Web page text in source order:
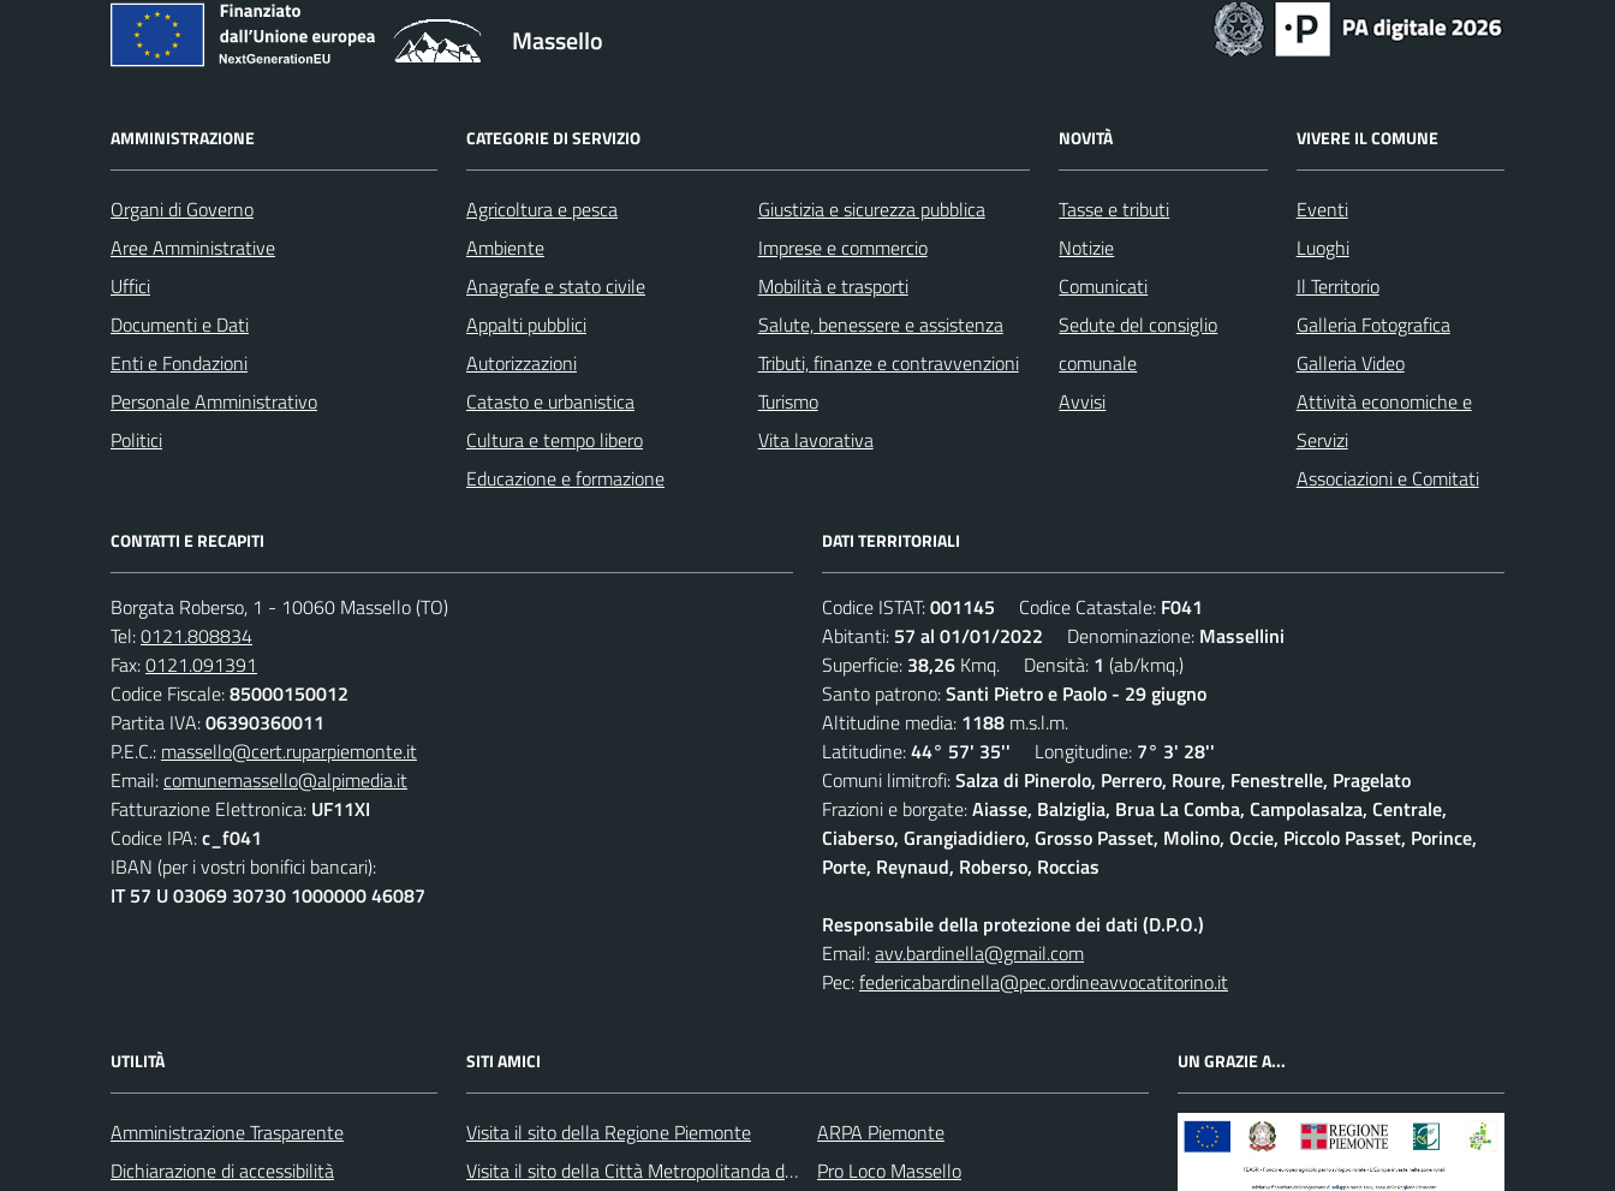
Massello
AMMINISTRAZIONE
Organi di Governo
Aree Amministrative
Uffici
Documenti e Dati
Enti e Fondazioni
Personale Amministrativo
Politici
CATEGORIE DI SERVIZIO
Agricoltura e pesca
Ambiente
Anagrafe e stato civile
Appalti pubblici
Autorizzazioni
Catasto e urbanistica
Cultura e tempo libero
Educazione e formazione
Giustizia e sicurezza pubblica
Imprese e commercio
Mobilità e trasporti
Salute, benessere e assistenza
Tributi, finanze e contravvenzioni
Turismo
Vita lavorativa
NOVITÀ
Tasse e tributi
Notizie
Comunicati
Sedute del consiglio
comunale
Avvisi
VIVERE IL COMUNE
Eventi
Luoghi
Il Territorio
Galleria Fotografica
Galleria Video
Attività economiche e
Servizi
Associazioni e Comitati
CONTATTI E RECAPITI
Borgata Roberso, 1 - 10060 Massello (TO)
Tel:0121.808834
Fax:0121.091391
Codice Fiscale:85000150012
Partita IVA:06390360011
P.E.C.: massello@cert.ruparpiemonte.it
Email:comunemassello@alpimedia.it
Fatturazione Elettronica: UF11XI
Codice IPA:c_f041
IBAN (per i vostri bonifici bancari):
IT 57 U 03069 30730 1000000 46087
DATI TERRITORIALI
Codice ISTAT:001145 Codice Catastale: F041
Abitanti: 57 al 01/01/2022 Denominazione: Massellini
Superficie: 38,26 Kmq. Densità: 1 (ab/kmq.)
Santo patrono:Santi Pietro e Paolo - 29 giugno
Altitudine media: 1188 m.s.l.m.
Latitudine:44° 57' 35'' Longitudine: 7° 3' 28''
Comuni limitrofi:Salza di Pinerolo, Perrero, Roure, Fenestrelle, Pragelato
Frazioni e borgate:Aiasse, Balziglia, Brua La Comba, Campolasalza, Centrale,
Ciaberso, Grangiadidiero, Grosso Passet, Molino, Occie, Piccolo Passet, Porince,
Porte, Reynaud, Roberso, Roccias
Responsabile della protezione dei dati (D.P.O.)
Email:avv.bardinella@gmail.com
Pec:federicabardinella@pec.ordineavvocatitorino.it
UTILITÀ
Amministrazione Trasparente
Dichiarazione di accessibilità
SITI AMICI
Visita il sito della Regione Piemonte
Visita il sito della Città Metropolitanda di Torino
ARPA Piemonte
Pro Loco Massello
UN GRAZIE A...